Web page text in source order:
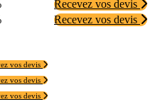
Recevez vos devis
Recevez vos devis
vos devis
vos devis
vos devis